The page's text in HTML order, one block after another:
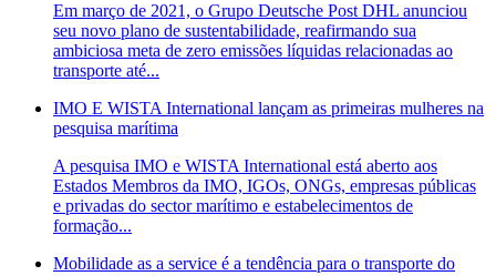
Em março de 2021, o Grupo Deutsche Post DHL anunciou
seu novo plano de sustentabilidade, reafirmando sua
ambiciosa meta de zero emissões líquidas relacionadas ao
transporte até...
IMO E WISTA International lançam as primeiras mulheres na
pesquisa marítima
A pesquisa IMO e WISTA International está aberto aos
Estados Membros da IMO, IGOs, ONGs, empresas públicas
e privadas do sector marítimo e estabelecimentos de
formação...
Mobilidade as a service é a tendência para o transporte do